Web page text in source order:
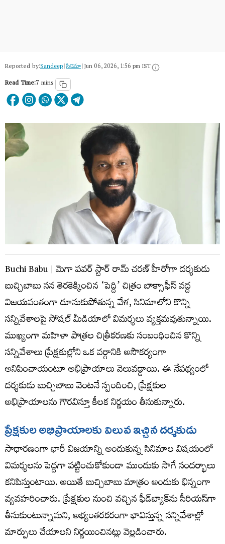
Reported by:Sandeep|సినిమా|Jun 06, 2026, 1:56 pm IST
Read Time:7 mins
Buchi Babu | మెగా పవర్ స్టార్ రామ్ చరణ్ హీరోగా దర్శకుడు
బుచ్చిబాబు సన తెరకెక్కించిన ‘పెద్ది’ చిత్రం బాక్సాఫీస్ వద్ద
విజయవంతంగా దూసుకుపోతున్న వేళ, సినిమాలోని కొన్ని
సన్నివేశాలపై సోషల్ మీడియాలో విమర్శలు వ్యక్తమవుతున్నాయి.
ముఖ్యంగా మహిళా పాత్రల చిత్రీకరణకు సంబంధించిన కొన్ని
సన్నివేశాలు ప్రేక్షకుల్లోని ఒక వర్గానికి అసౌకర్యంగా
అనిపించాయంటూ అభిప్రాయాలు వెలువడ్డాయి. ఈ నేపథ్యంలో
దర్శకుడు బుచ్చిబాబు వెంటనే స్పందించి, ప్రేక్షకుల
అభిప్రాయాలను గౌరవిస్తూ కీలక నిర్ణయం తీసుకున్నారు.
ప్రేక్షకుల అభిప్రాయాలకు విలువ ఇచ్చిన దర్శకుడు
సాధారణంగా భారీ విజయాన్ని అందుకున్న సినిమాల విషయంలో
విమర్శలను పెద్దగా పట్టించుకోకుండా ముందుకు సాగే సందర్భాలు
కనిపిస్తుంటాయి. అయితే బుచ్చిబాబు మాత్రం అందుకు భిన్నంగా
వ్యవహరించారు. ప్రేక్షకుల నుంచి వచ్చిన ఫీడ్‌బ్యాక్‌ను సీరియస్‌గా
తీసుకుంటున్నామని, అభ్యంతరకరంగా భావిస్తున్న సన్నివేశాల్లో
మార్పులు చేయాలని నిర్ణయించినట్లు వెల్లడించారు.